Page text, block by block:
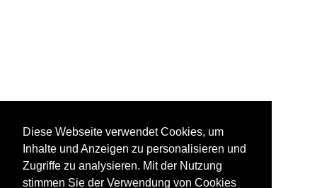
Diese Webseite verwendet Cookies, um
Inhalte und Anzeigen zu personalisieren und
Zugriffe zu analysieren. Mit der Nutzung
stimmen Sie der Verwendung von Cookies